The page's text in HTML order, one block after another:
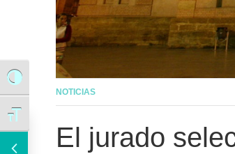
Alternar alto contraste
Alternar tamaño de letra
NOTICIAS
El jurado
El Ayuntamiento invertirá casi 60.000 euros en mejorar las instalaciones de Afanas Cádiz